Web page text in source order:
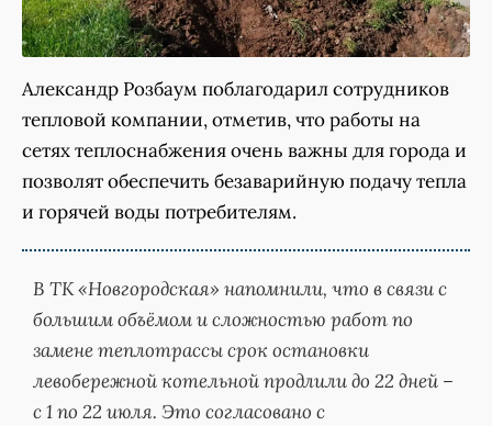
Александр Розбаум поблагодарил сотрудников
тепловой компании, отметив, что работы на
сетях теплоснабжения очень важны для города и
позволят обеспечить безаварийную подачу тепла
и горячей воды потребителям.
В ТК «Новгородская» напомнили, что в связи с
большим объёмом и сложностью работ по
замене теплотрассы срок остановки
левобережной котельной продлили до 22 дней –
с 1 по 22 июля. Это согласовано с